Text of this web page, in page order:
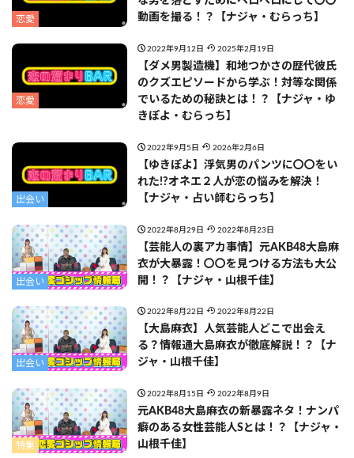
恋愛
動画を撮る！？【ナジャ・むらっち】
恋愛
2022年9月12日 2025年2月19日
【ダメ男製造機】和地つかさの歴代彼氏
のクズエピソードから学ぶ！対等な関係
でいるための秘訣とは！？【ナジャ・ゆ
きぽよ・むらっち】
出会い
2022年9月5日 2026年2月6日
【ゆきぽよ】浮気男のパンツに〇〇をい
れた!?オネエ２人が恋の悩みを解決！
【ナジャ・占い師むらっち】
出会い
2022年8月29日 2022年8月23日
【芸能人の裏アカ事情】元AKB48大島麻
衣が大暴露！〇〇を見つける方法も大公
開！？【ナジャ・山根千佳】
出会い
2022年8月22日 2022年8月22日
【大島麻衣】人気芸能人どこで出会え
る？情報通大島麻衣が徹底解説！？【ナ
ジャ・山根千佳】
特集
2022年8月15日 2022年8月9日
元AKB48大島麻衣の新暴露ネタ！ナンパ
癖のある女性芸能人Sとは！？【ナジャ・
山根千佳】